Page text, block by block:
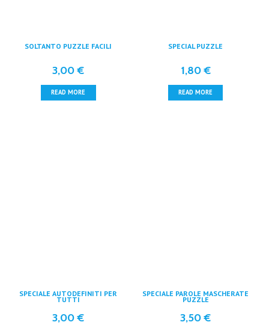
SOLTANTO PUZZLE FACILI
3,00€
READ MORE
SPECIAL PUZZLE
1,80€
READ MORE
SPECIALE AUTODEFINITI PER
TUTTI
3,00€
SPECIALE PAROLE MASCHERATE
PUZZLE
3,50€